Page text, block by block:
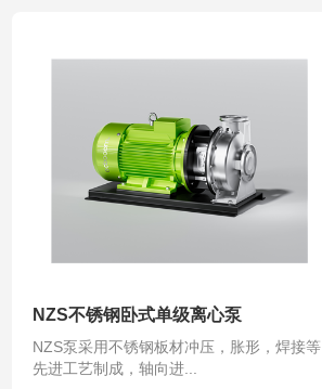
NZS不锈钢卧式单级离心泵
NZS泵采用不锈钢板材冲压，胀形，焊接等
先进工艺制成，轴向进...